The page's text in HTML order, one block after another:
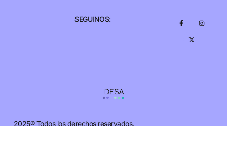
2025® Todos los derechos reservados.
SEGUINOS: